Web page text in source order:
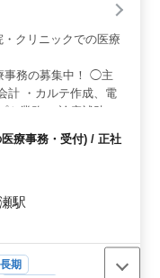
の経験を最大限に
事務の募集中！ ◯主
計 ・カルテ作成、電
ト業務 ・診療補助業
カー通勤可 マイカ
療事務・受付) / 正社
駅
長期